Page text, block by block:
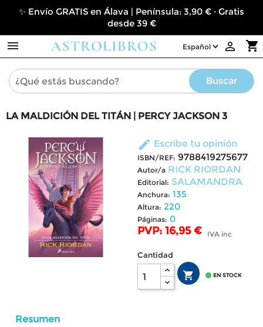
✨ Envío GRATIS en Álava | Península: 3,90 € · Gratis
desde 39 €
 shopping_cart

Buscar
LA MALDICIÓN DEL TITÁN | PERCY JACKSON 3
edit Escribe tu opinión
ISBN/REF: 9788419275677
Autor/a RICK RIORDAN
Editorial: SALAMANDRA
Anchura: 135
Altura: 220
Páginas: 0
PVP: 16,95 € IVA inc
Cantidad
  EN STOCK
Resumen